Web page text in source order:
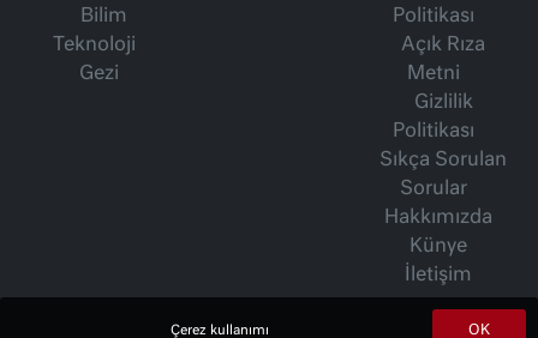
Bilim
Teknoloji
Gezi
Politikası
Açık Rıza
Metni
Gizlilik
Politikası
Sıkça Sorulan
Sorular
Hakkımızda
Künye
İletişim
OK
Çerez kullanımı